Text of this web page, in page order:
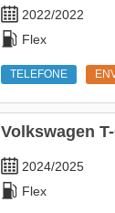
2022/2022
Flex
TELEFONE
Volkswagen
2024/2025
Flex